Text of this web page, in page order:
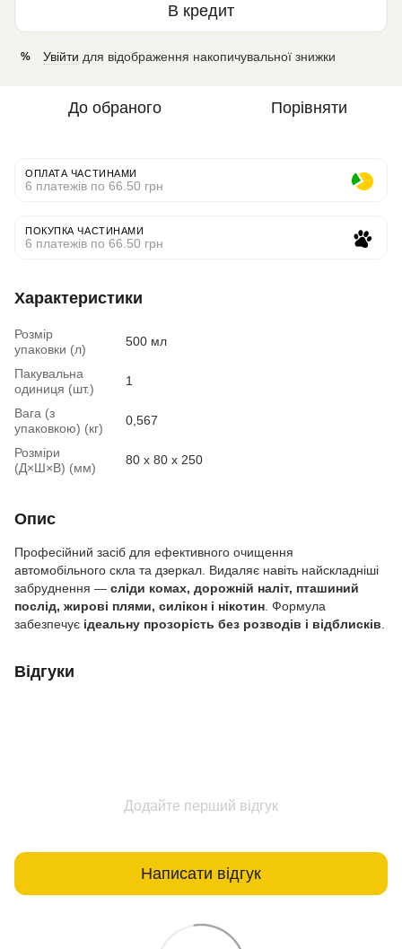
В кредит
% Увійти для відображення накопичувальної знижки
До обраного Порівняти
ОПЛАТА ЧАСТИНАМИ
6 платежів по 66.50 грн
ПОКУПКА ЧАСТИНАМИ
6 платежів по 66.50 грн
Характеристики
Розмір
упаковки (л)
500 мл
Пакувальна
одиниця (шт.)
1
Вага (з
упаковкою) (кг)
0,567
Розміри
(Д×Ш×В) (мм)
80 x 80 x 250
Опис
Професійний засіб для ефективного очищення
автомобільного скла та дзеркал. Видаляє навіть найскладніші
забруднення — сліди комах, дорожній наліт, пташиний
послід, жирові плями, силікон і нікотин . Формула
забезпечує ідеальну прозорість без розводів і відблисків
Відгуки
Додайте перший відгук
Написати відгук